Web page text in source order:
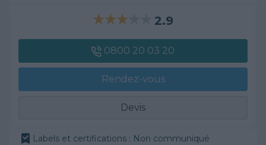
2.9
0800 20 03 20
Rendez-vous
Devis
Labels et certifications : Non communiqué